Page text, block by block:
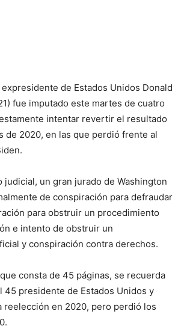
expresidente de Estados Unidos Donald
fue imputado este martes de cuatro
intentar revertir el resultado
de 2020, en las que perdió frente al
judicial, un gran jurado de Washington
de conspiración para defraudar
para obstruir un procedimiento
e intento de obstruir un
y conspiración contra derechos.
consta de 45 páginas, se recuerda
45 presidente de Estados Unidos y
reelección en 2020, pero perdió los